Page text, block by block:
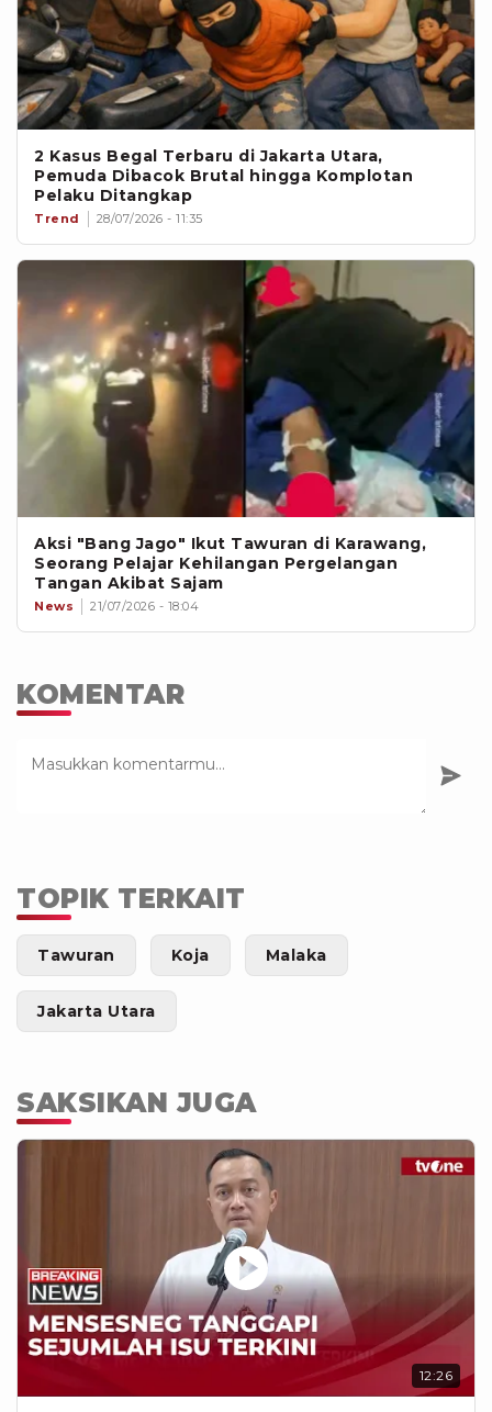
2 Kasus Begal Terbaru di Jakarta Utara,
Pemuda Dibacok Brutal hingga Komplotan
Pelaku Ditangkap
Trend 28/07/2026 - 11:35
Aksi "Bang Jago" Ikut Tawuran di Karawang,
Seorang Pelajar Kehilangan Pergelangan
Tangan Akibat Sajam
News 21/07/2026 - 18:04
KOMENTAR
TOPIK TERKAIT
Tawuran Koja Malaka
Jakarta Utara
SAKSIKAN JUGA
12:26